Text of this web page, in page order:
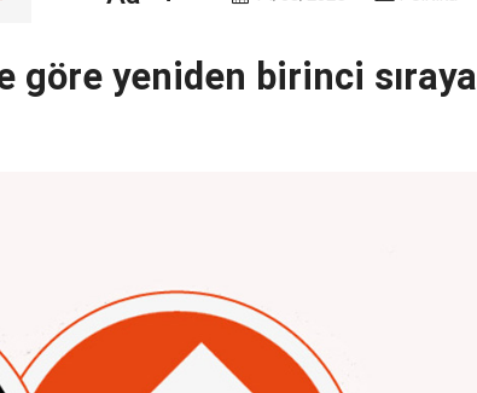
yeniden birinci sıraya